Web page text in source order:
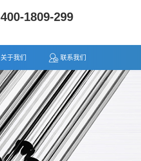
400-1809-299
关于我们 联系我们